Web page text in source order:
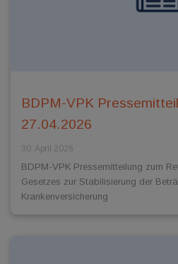
BDPM-VPK
27.04.2026
30. April 2026
BDPM-VPK Pressemitteilung zum
Gesetzes zur Stabilisierung der
Krankenversicherung